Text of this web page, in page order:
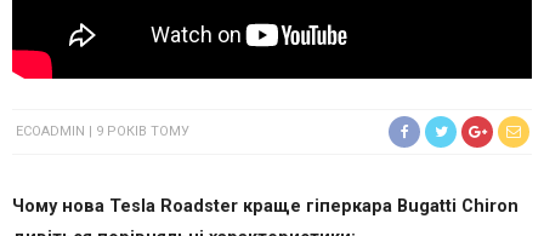
ECOADMIN 9 РОКІВ ТОМУ
Чому нова Tesla Roadster краще гіперкара Bugatti Chiron